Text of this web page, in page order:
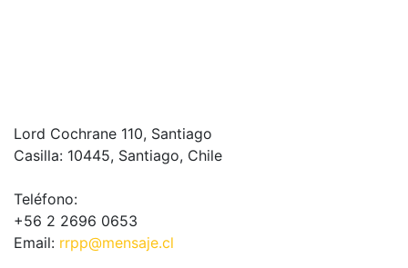
Lord Cochrane 110, Santiago
Casilla: 10445, Santiago, Chile
Teléfono:
+56 2 2696 0653
Email: rrpp@mensaje.cl